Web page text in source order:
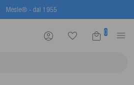
Mesle® - dal 1955
0